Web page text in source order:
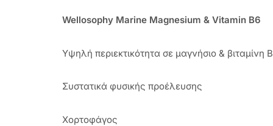
Wellosophy Marine Magnesium & Vitamin B6
Υψηλή περιεκτικότητα σε μαγνήσιο & βιταμίνη
Συστατικά φυσικής προέλευσης
Χορτοφάγος